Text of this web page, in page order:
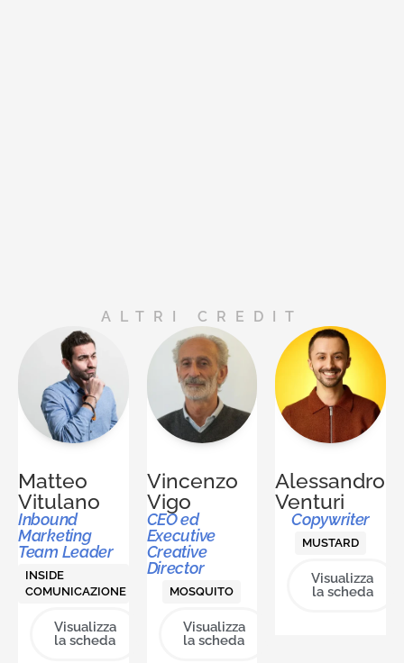
ALTRI CREDIT
Matteo
Vitulano
Inbound
Marketing
Team Leader
INSIDE
COMUNICAZIONE
Visualizza
la scheda
Vincenzo
Vigo
CEO ed
Executive
Creative
Director
MOSQUITO
Visualizza
la scheda
Alessandro
Venturi
Copywriter
MUSTARD
Visualizza
la scheda